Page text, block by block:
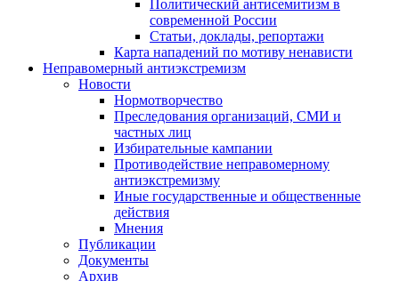
Политический антисемитизм в
современной России
Статьи, доклады, репортажи
Карта нападений по мотиву ненависти
Неправомерный антиэкстремизм
Новости
Нормотворчество
Преследования организаций, СМИ и
частных лиц
Избирательные кампании
Противодействие неправомерному
антиэкстремизму
Иные государственные и общественные
действия
Мнения
Публикации
Документы
Архив